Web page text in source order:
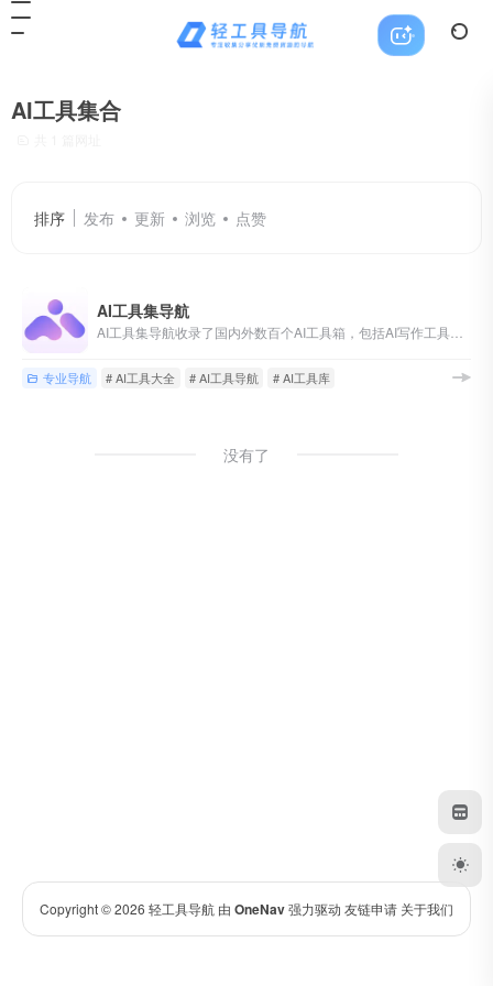
AI工具集合
排序 发布 更新 浏览 点赞
AI工具集导航
专业导航 # AI工具大全 # AI工具导航 # AI工具库
没有了
Copyright © 2026 轻工具导航 由 OneNav强力驱动 友链申请 关于我们